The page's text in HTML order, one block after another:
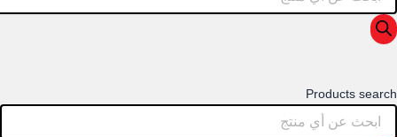
Products search